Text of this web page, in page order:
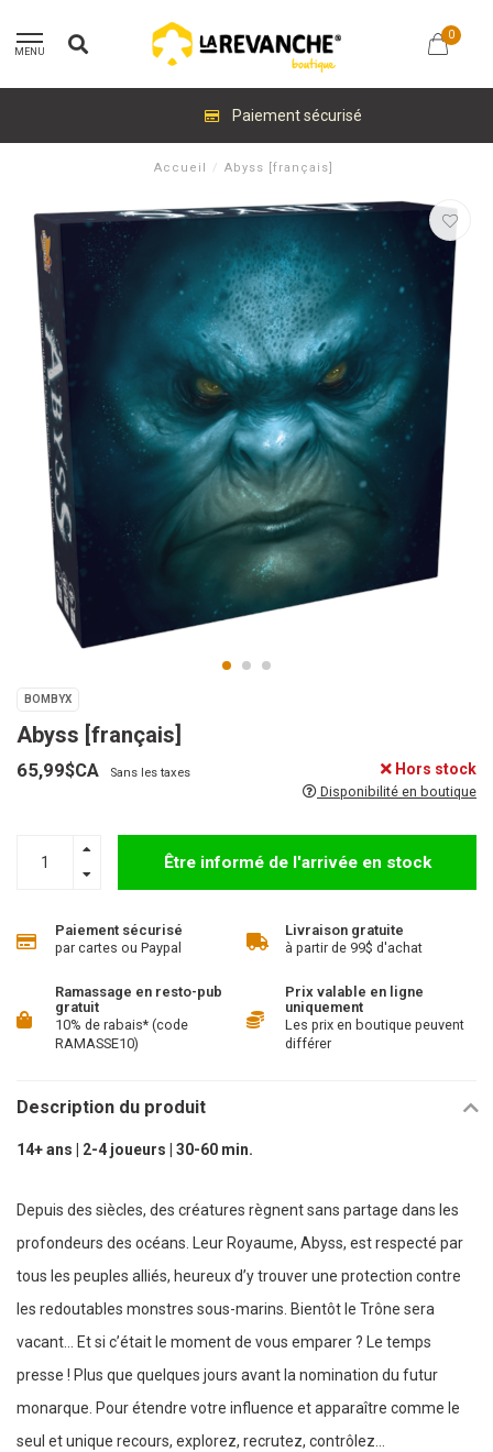
MENU
0
Paiement sécurisé
Accueil / Abyss [français]
BOMBYX
Abyss [français]
65,99$CA Sans les taxes Hors stock
Disponibilité en boutique
Être informé de l'arrivée en stock
Paiement sécurisé
par cartes ou Paypal
Livraison gratuite
à partir de 99$ d'achat
Ramassage en resto-pub
gratuit
10% de rabais* (code
RAMASSE10)
Prix valable en ligne
uniquement
Les prix en boutique peuvent
différer
Description du produit
14+ ans | 2-4 joueurs | 30-60 min.
Depuis des siècles, des créatures règnent sans partage dans les
profondeurs des océans. Leur Royaume, Abyss, est respecté par
tous les peuples alliés, heureux d’y trouver une protection contre
les redoutables monstres sous-marins. Bientôt le Trône sera
vacant… Et si c’était le moment de vous emparer ? Le temps
presse ! Plus que quelques jours avant la nomination du futur
monarque. Pour étendre votre influence et apparaître comme le
seul et unique recours, explorez, recrutez, contrôlez…